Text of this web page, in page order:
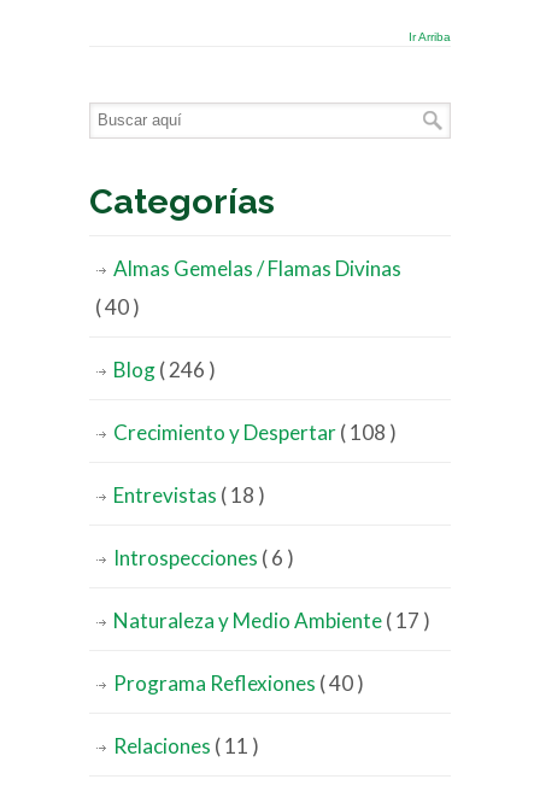
Ir Arriba
Categorías
Almas Gemelas / Flamas Divinas
( 40 )
Blog( 246 )
Crecimiento y Despertar( 108 )
Entrevistas ( 18 )
Introspecciones ( 6 )
Naturaleza y Medio Ambiente( 17 )
Programa Reflexiones ( 40 )
Relaciones ( 11 )